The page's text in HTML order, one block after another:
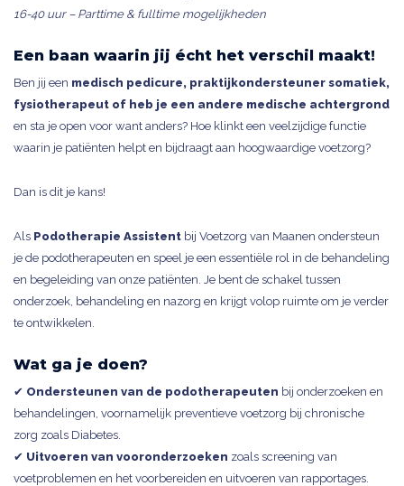
16-40 uur – Parttime & fulltime mogelijkheden
Een baan waarin jij écht het verschil maakt!
Ben jij een medisch pedicure, praktijkondersteuner somatiek,
fysiotherapeut of heb je een andere medische achtergrond
en sta je open voor want anders? Hoe klinkt een veelzijdige functie
waarin je patiënten helpt en bijdraagt aan hoogwaardige voetzorg?
Dan is dit je kans!
Als Podotherapie Assistent bij Voetzorg van Maanen ondersteun
je de podotherapeuten en speel je een essentiële rol in de behandeling
en begeleiding van onze patiënten. Je bent de schakel tussen
onderzoek, behandeling en nazorg en krijgt volop ruimte om je verder
te ontwikkelen.
Wat ga je doen?
✔ Ondersteunen van de podotherapeuten bij onderzoeken en
behandelingen, voornamelijk preventieve voetzorg bij chronische
zorg zoals Diabetes.
✔ Uitvoeren van vooronderzoeken zoals screening van
voetproblemen en het voorbereiden en uitvoeren van rapportages.